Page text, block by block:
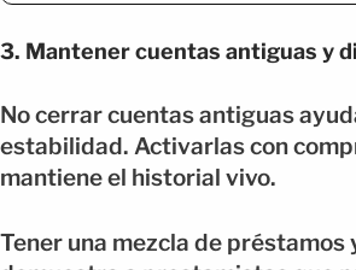
3. Mantener cuentas antiguas y
No cerrar cuentas antiguas
estabilidad. Activarlas con
mantiene el historial vivo.
Tener una mezcla de